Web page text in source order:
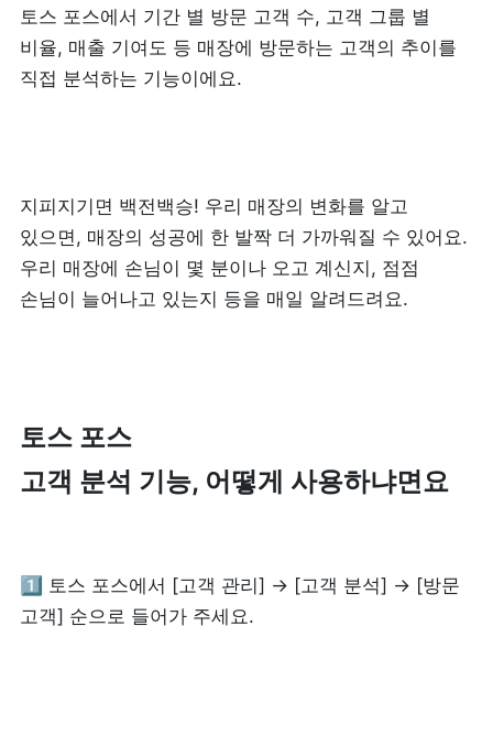
사장님 스토리
광고 제휴
고객 지원
사용 중 기능 문의
포스 무료 다운로드
토스 포스에서 기간 별 방문 고객 수, 고객 그룹 별
비율, 매출 기여도 등 매장에 방문하는 고객의 추이를
직접 분석하는 기능이에요.
지피지기면 백전백승! 우리 매장의 변화를 알고
있으면, 매장의 성공에 한 발짝 더 가까워질 수 있어요.
우리 매장에 손님이 몇 분이나 오고 계신지, 점점
손님이 늘어나고 있는지 등을 매일 알려드려요.
토스 포스
고객 분석 기능, 어떻게 사용하냐면요
1️⃣ 토스 포스에서 [고객 관리] → [고객 분석] → [방문
고객] 순으로 들어가 주세요.